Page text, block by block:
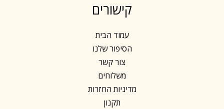
קישורים
עמוד הבית
הסיפור שלנו
צור קשר
משלוחים
מדיניות החזרות
תקנון